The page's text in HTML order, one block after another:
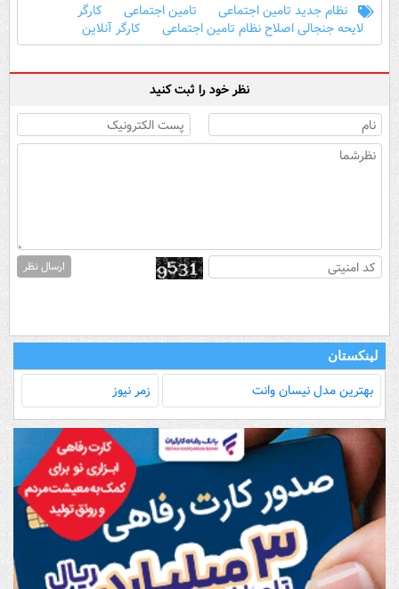
نظام جدید تامین اجتماعی تامین اجتماعی
کارگر
لایحه جنجالی اصلاح نظام تامین اجتماعی
کارگر آنلاین
نظر خود را ثبت کنید
ارسال نظر
لینکستان
بهترین مدل‌ نیسان وانت زمر نیوز